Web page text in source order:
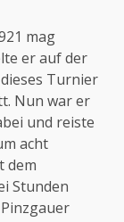
mag
er auf der
Turnier
Nun war er
und reiste
acht
dem
Stunden